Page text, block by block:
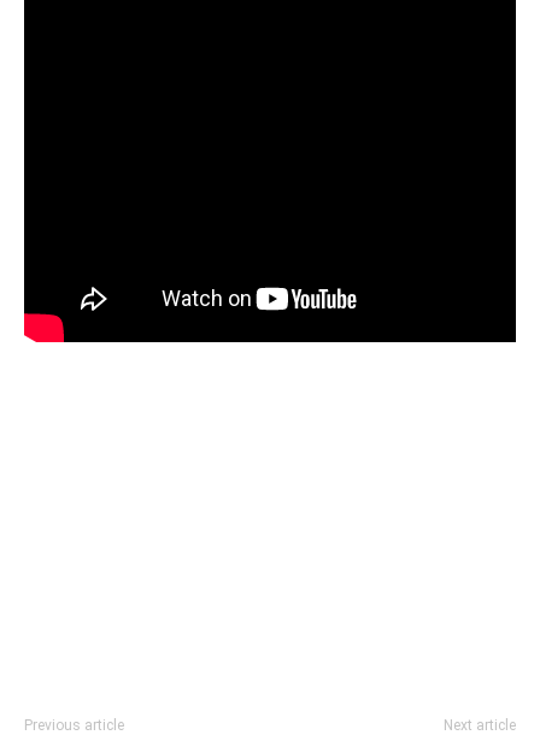
Previous article Next article